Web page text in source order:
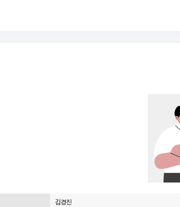
김경진